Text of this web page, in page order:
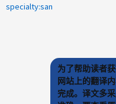
specialty:san
为了帮助读者
网站上的翻译
完成。译文多